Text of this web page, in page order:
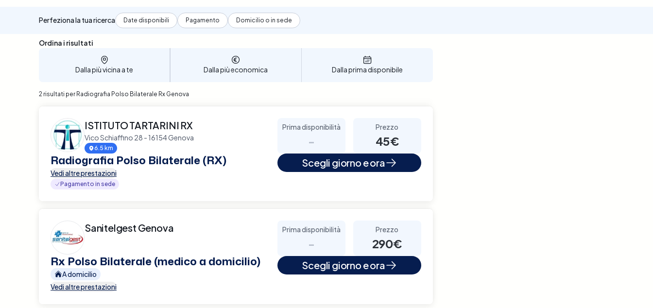
Perfeziona la tua ricerca Date disponibili Pagamento Domicilio o in sede
Sono stati trovati 2 risultati
Ordina i risultati
Dalla più vicina a te Dalla più economica Dalla prima disponibile
2 risultati per Radiografia Polso Bilaterale Rx Genova
ISTITUTO TARTARINI RX
Vico Schiaffino 28 - 16154 Genova
6.5 km
Radiografia Polso Bilaterale (RX)
Vedi altre prestazioni
Pagamento in sede
Prima disponibilità
-
Prezzo
45€
Scegli giorno e ora
Sanitelgest Genova
Rx Polso Bilaterale (medico a domicilio)
A domicilio
Vedi altre prestazioni
Prima disponibilità
-
Prezzo
290€
Scegli giorno e ora